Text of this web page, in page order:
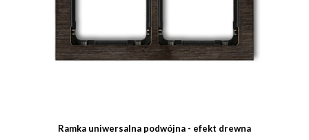
Ramka uniwersalna podwójna - efekt drewna